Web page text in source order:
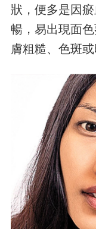
狀，便多是因
暢，易出現面
膚粗糙、色斑或